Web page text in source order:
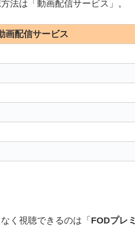
法は「動画配信サービス」。
画配信サービス
く視聴できるのは「 FODプレ